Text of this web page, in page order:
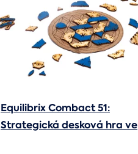
Equilibrix Combact 51:
Strategická desková hra ve